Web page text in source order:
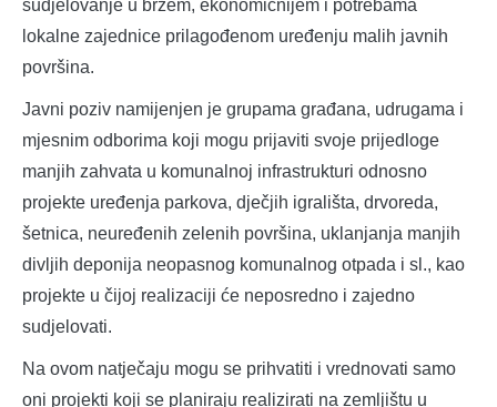
sudjelovanje u bržem, ekonomičnijem i potrebama
lokalne zajednice prilagođenom uređenju malih javnih
površina.
Javni poziv namijenjen je grupama građana, udrugama i
mjesnim odborima koji mogu prijaviti svoje prijedloge
manjih zahvata u komunalnoj infrastrukturi odnosno
projekte uređenja parkova, dječjih igrališta, drvoreda,
šetnica, neuređenih zelenih površina, uklanjanja manjih
divljih deponija neopasnog komunalnog otpada i sl., kao
projekte u čijoj realizaciji će neposredno i zajedno
sudjelovati.
Na ovom natječaju mogu se prihvatiti i vrednovati samo
oni projekti koji se planiraju realizirati na zemljištu u